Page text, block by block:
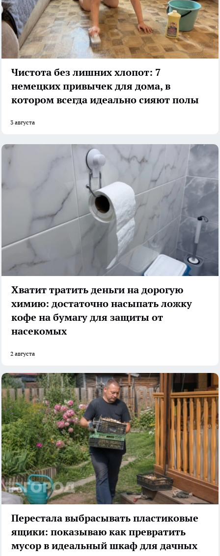
Чистота без лишних хлопот: 7
немецких привычек для дома, в
котором всегда идеально сияют полы
3 августа
Хватит тратить деньги на дорогую
химию: достаточно насыпать ложку
кофе на бумагу для защиты от
насекомых
2 августа
Перестала выбрасывать пластиковые
ящики: показываю как превратить
мусор в идеальный шкаф для дачных